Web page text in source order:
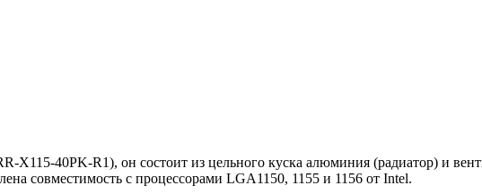
X115-40PK-R1), он состоит из цельного куска алюминия (радиатор) и
совместимость с процессорами LGA1150, 1155 и 1156 от Intel.